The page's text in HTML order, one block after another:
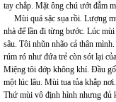
tay chắp. Mặt ông chú ướt đẫm
Mùi quá sặc sụa rồi. Lượng
nhà để lần đi từng bước. Lúc
sâu. Tôi nhũn nhão cả thân
rúm ró như đứa trẻ còn sót lại
Miệng tôi đớp không khí. Đầu
một lúc lâu. Mùi tua tủa khắp
Thứ mùi vô định hình nhưng đủ